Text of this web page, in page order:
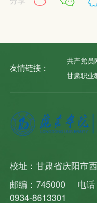
友情链接：
共产党员
甘肃职业
校址：甘肃省庆阳市
邮编：745000 电话
0934-8613301